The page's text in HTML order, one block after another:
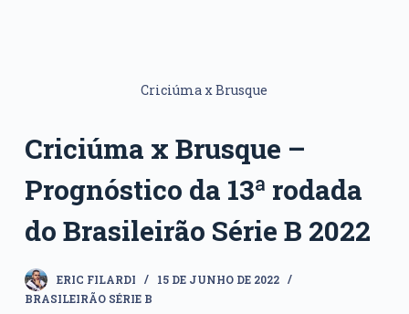
Criciúma x Brusque
Criciúma x Brusque –
Prognóstico da 13ª rodada
do Brasileirão Série B 2022
ERIC FILARDI
15 DE JUNHO DE 2022
BRASILEIRÃO SÉRIE B